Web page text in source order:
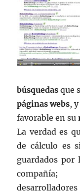
búsquedas que
páginas webs,
favorable en su
La verdad es
de cálculo es
guardados por
compañía;